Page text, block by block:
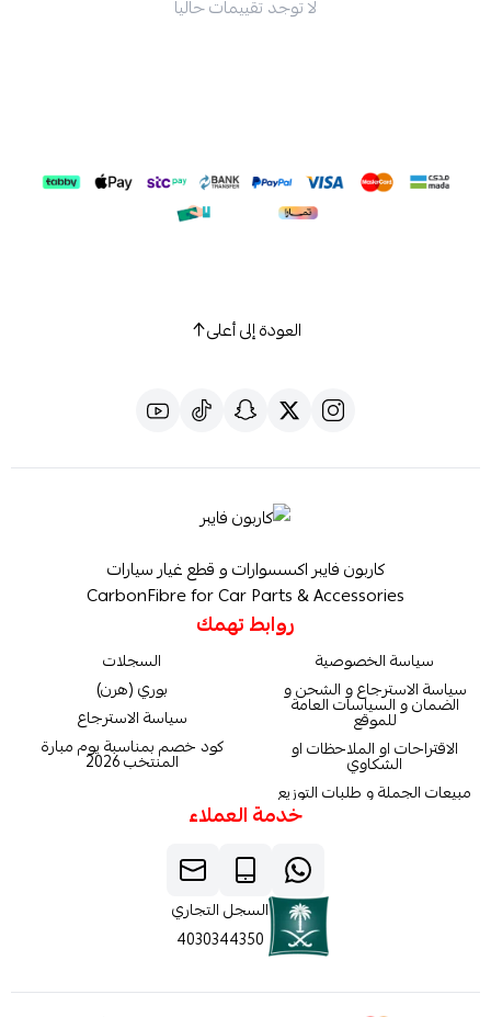
لا توجد تقييمات حاليا
العودة إلى أعلى
كاربون فايبر اكسسوارات و قطع غيار سيارات
CarbonFibre for Car Parts & Accessories
روابط تهمك
سياسة الخصوصية
سياسة الاسترجاع و الشحن و
الضمان و السياسات العامة
للموقع
الاقتراحات او الملاحظات او
الشكاوي
مبيعات الجملة و طلبات التوزيع
السجلات
بوري (هرن)
سياسة الاسترجاع
كود خصم بمناسبة يوم مبارة
المنتخب 2026
خدمة العملاء
السجل التجاري
4030344350